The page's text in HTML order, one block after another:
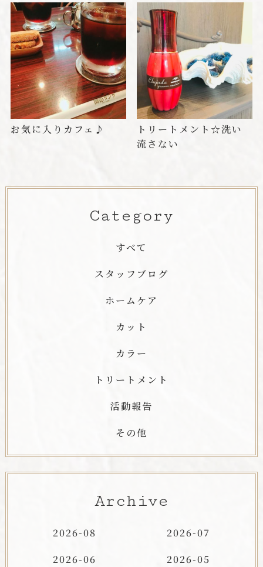
お気に入りカフェ♪
トリートメント☆洗い
流さない
Category
すべて
スタッフブログ
ホームケア
カット
カラー
トリートメント
活動報告
その他
Archive
2026-08
2026-07
2026-06
2026-05